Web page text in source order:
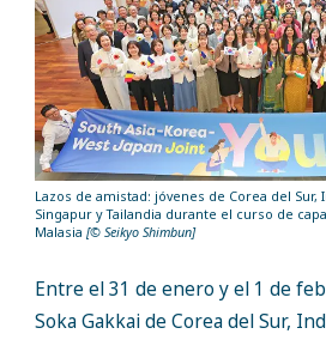
Lazos de amistad: jóvenes de Corea del Sur,
Singapur y Tailandia durante el curso de
Malasia [© Seikyo Shimbun]
Entre el 31 de enero y el 1 de
Soka Gakkai de Corea del Sur,